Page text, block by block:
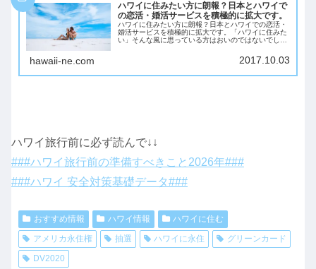
ハワイに住みたい方に朗報？日本とハワイで
の恋活・婚活サービスを積極的に拡大です。
ハワイに住みたい方に朗報？日本とハワイでの恋活・
婚活サービスを積極的に拡大です。「ハワイに住みた
い」そんな風に思っている方はおいのではないでしょ
むステータスが必要になります。アメリカに住むに
hawaii-ne.com 2017.10.03
ハワイ旅行前に必ず読んで↓↓
###ハワイ旅行前の準備すべきこと2026年###
###ハワイ 安全対策基礎データ###
おすすめ情報 ハワイ情報
ハワイに住む
アメリカ永住権
抽選 ハワイに永住
グリーンカード
DV2020